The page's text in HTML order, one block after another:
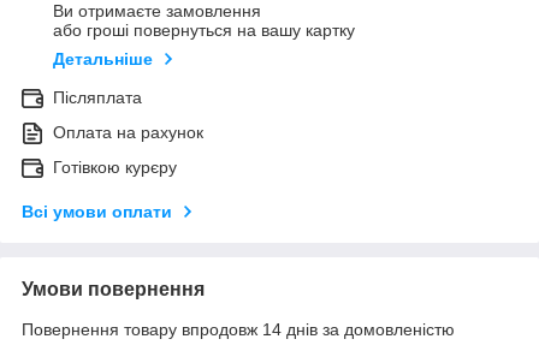
Ви отримаєте замовлення
або гроші повернуться на вашу картку
Детальніше
Післяплата
Оплата на рахунок
Готівкою курєру
Всі умови оплати
Умови повернення
Повернення товару впродовж 14 днів за домовленістю